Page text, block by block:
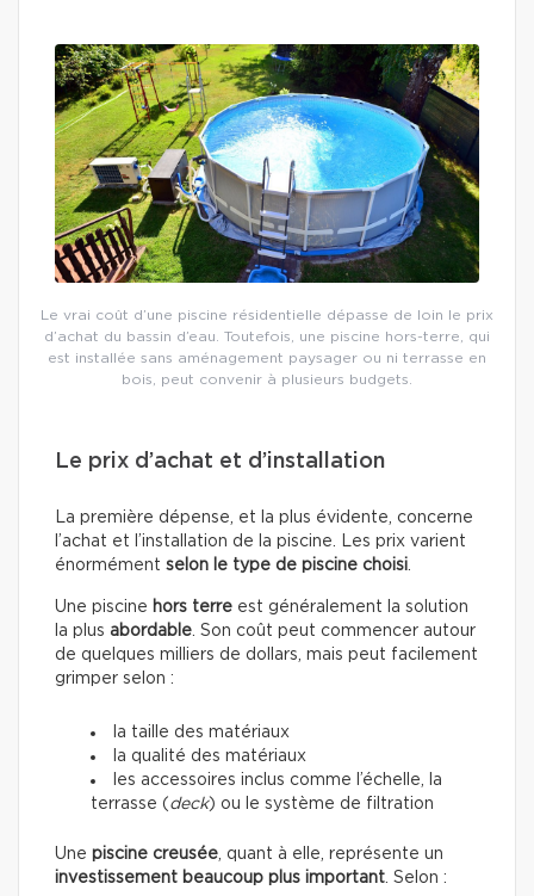
Le vrai coût d’une piscine résidentielle dépasse de loin le prix
d’achat du bassin d’eau. Toutefois, une piscine hors-terre, qui
est installée sans aménagement paysager ou ni terrasse en
bois, peut convenir à plusieurs budgets.
Le prix d’achat et d’installation
La première dépense, et la plus évidente, concerne
l’achat et l’installation de la piscine. Les prix varient
énormément selon le type de piscine choisi.
Une piscine hors terre est généralement la solution
la plus abordable. Son coût peut commencer autour
de quelques milliers de dollars, mais peut facilement
grimper selon :
la taille des matériaux
la qualité des matériaux
les accessoires inclus comme l’échelle, la
terrasse ( deck) ou le système de filtration
Une piscine creusée, quant à elle, représente un
investissement beaucoup plus important. Selon :